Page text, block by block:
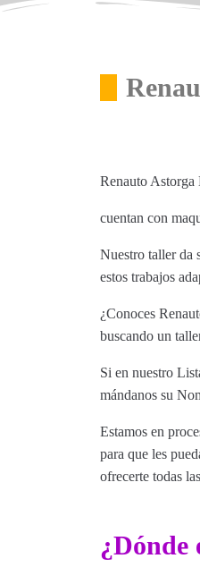
Renauto Astorga
cuentan con
Nuestro taller da
estos trabajos
¿Conoces
buscando un
Si en nuestro
mándanos su
Estamos en
para que les
ofrecerte todas
¿Dónde